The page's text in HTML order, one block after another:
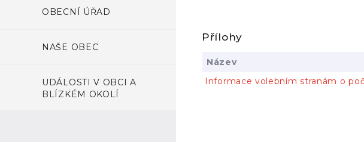
OBECNÍ ÚŘAD
NAŠE OBEC
UDÁLOSTI V OBCI A
BLÍZKÉM OKOLÍ
Přílohy
Název
Informace volebním stranám o